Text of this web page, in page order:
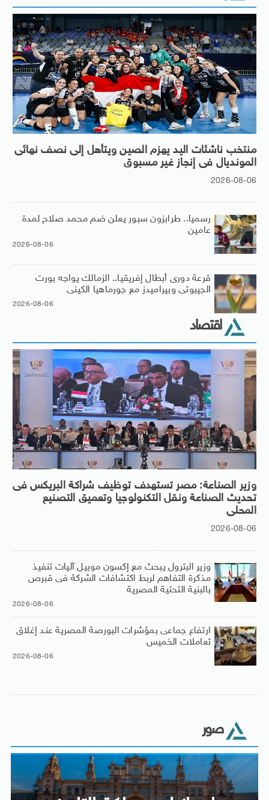
منتخب ناشئات اليد يهزم الصين ويتأهل إلى نصف نهائى
المونديال فى إنجاز غير مسبوق
2026-08-06
رسميا.. طرابزون سبور يعلن ضم محمد صلاح لمدة
عامين
2026-08-06
قرعة دورى أبطال إفريقيا.. الزمالك يواجه بورت
الجيبوتى وبيراميدز مع جورماهيا الكينى
2026-08-06
اقتصاد
وزير الصناعة: مصر تستهدف توظيف شراكة البريكس فى
تحديث الصناعة ونقل التكنولوجيا وتعميق التصنيع
المحلى
2026-08-06
وزير البترول يبحث مع إكسون موبيل آليات تنفيذ
مذكرة التفاهم لربط اكتشافات الشركة فى قبرص
بالبنية التحتية المصرية
2026-08-06
ارتفاع جماعى بمؤشرات البورصة المصرية عند إغلاق
تعاملات الخميس
2026-08-06
صور